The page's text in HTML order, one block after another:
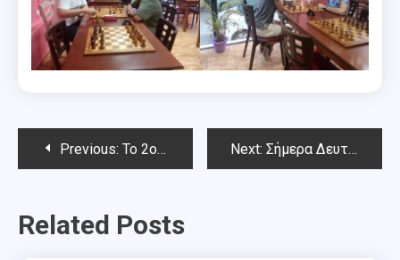
PostPrevious: To 2o Blitz Ιουλίου Chess Square 2024 Next: Σήμερα Δευτέρα 22 Ιουλίου αρχίζει το 3ο Καλοκαιρινό Open Chess Square 2024
Related Posts